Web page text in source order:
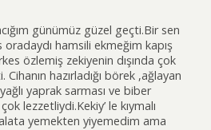
günümüz güzel geçti.Bir sen
hamsili ekmeğim kapış
özlemiş zekiyenin dışında çok
hazırladığı börek ,ağlayan
yaprak sarması ve biber
lezzetliydi.Kekiy’ le kıymalı
yemekten yiyemedim ama